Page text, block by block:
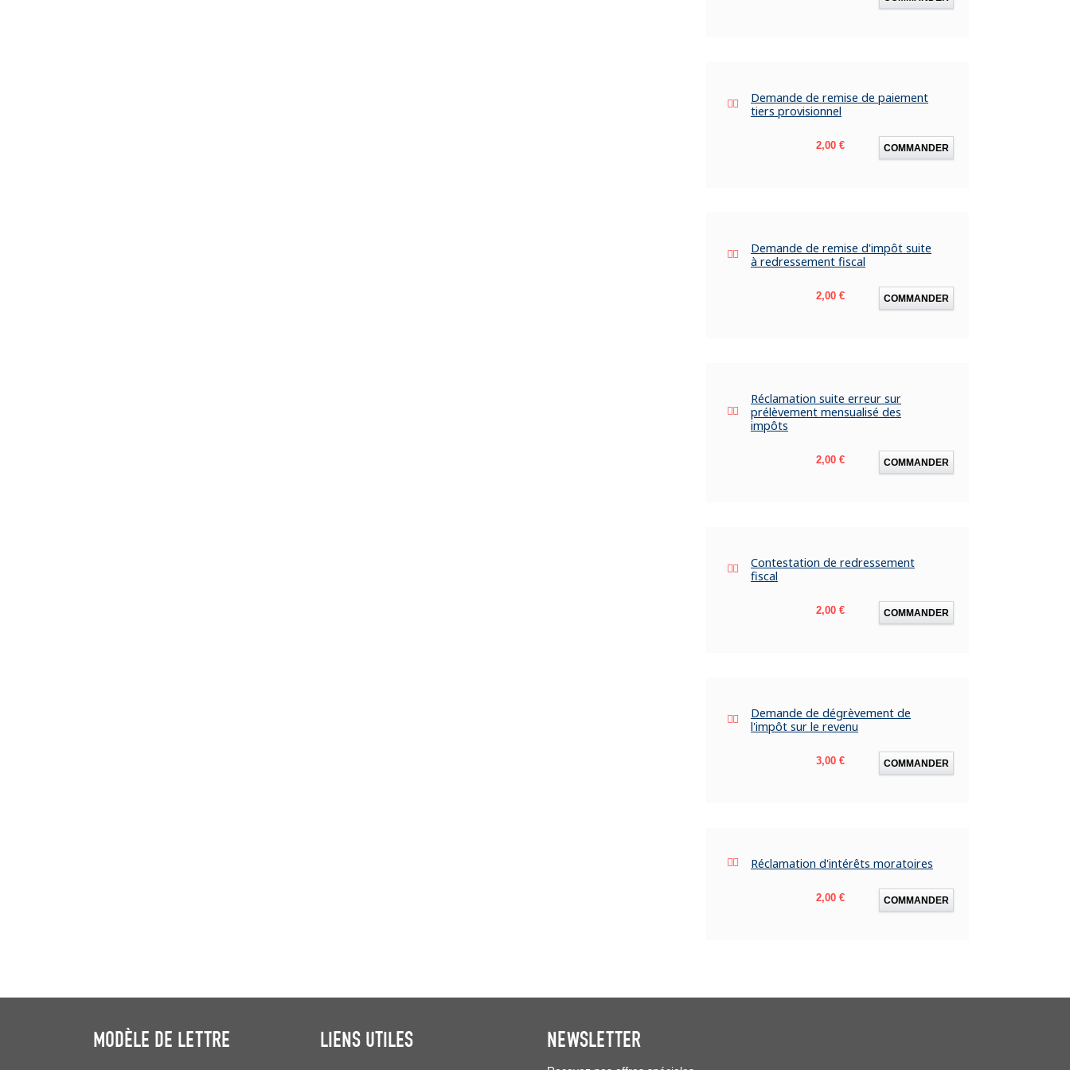
Demande de remise de paiement
tiers provisionnel
Prix
2,00 € COMMANDER
Demande de remise d'impôt suite
à redressement fiscal
Prix
2,00 € COMMANDER
Réclamation suite erreur sur
prélèvement mensualisé des
impôts
Prix
2,00 € COMMANDER
Contestation de redressement
fiscal
Prix
2,00 € COMMANDER
Demande de dégrèvement de
l'impôt sur le revenu
Prix
3,00 € COMMANDER
Réclamation d'intérêts moratoires
Prix
2,00 € COMMANDER
MODÈLE DE LETTRE LIENS UTILES NEWSLETTER